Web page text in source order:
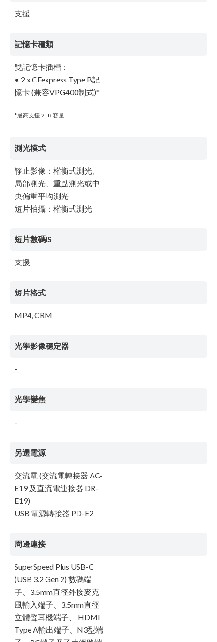
支援
記憶卡種類
雙記憶卡插槽：
• 2 x CFexpress Type B記
憶卡 (兼容VPG400制式)*
*最高支援 2TB 容量
測光模式
靜止影像：權衡式測光、
局部測光、重點測光或中
央偏重平均測光
短片拍攝：權衡式測光
短片數碼IS
支援
短片格式
MP4, CRM
光學影像穩定器
-
光學變焦
-
另選電源
交流電 (交流電轉接器 AC-
E19 及直流電連接器 DR-
E19)
USB 電源轉接器 PD-E2
周邊連接
SuperSpeed Plus USB-C
(USB 3.2 Gen 2) 數碼端
子、3.5mm直徑外接麥克
風輸入端子、3.5mm直徑
立體聲耳機端子、 HDMI
Type A輸出端子、N3型端